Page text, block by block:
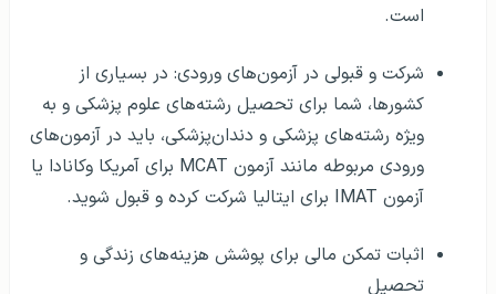
است.
شرکت و قبولی در آزمون‌های ورودی: در بسیاری از
کشورها، شما برای تحصیل رشته‌های علوم پزشکی و به
ویژه رشته‌های پزشکی و دندان‌پزشکی، باید در آزمون‌های
ورودی مربوطه مانند آزمون MCAT برای آمریکا وکانادا یا
آزمون IMAT برای ایتالیا شرکت کرده و قبول شوید.
اثبات تمکن مالی برای پوشش هزینه‌های زندگی و
تحصیل